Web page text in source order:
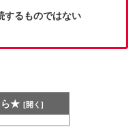
するものではない
ら★